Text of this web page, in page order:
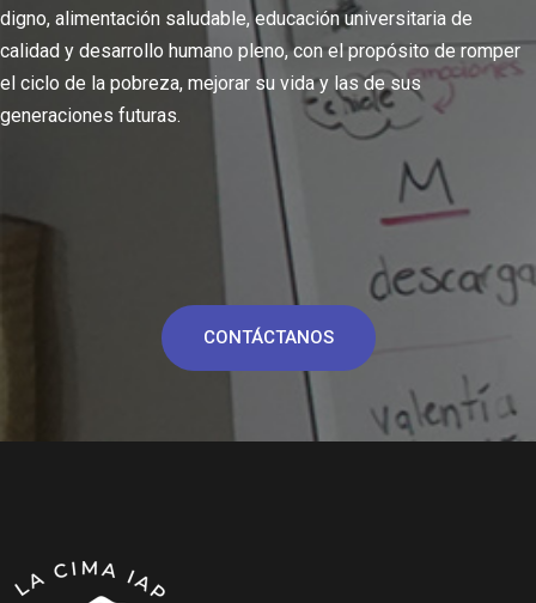
digno, alimentación saludable, educación universitaria de
calidad y desarrollo humano pleno, con el propósito de romper
el ciclo de la pobreza, mejorar su vida y las de sus
generaciones futuras.
CONTÁCTANOS